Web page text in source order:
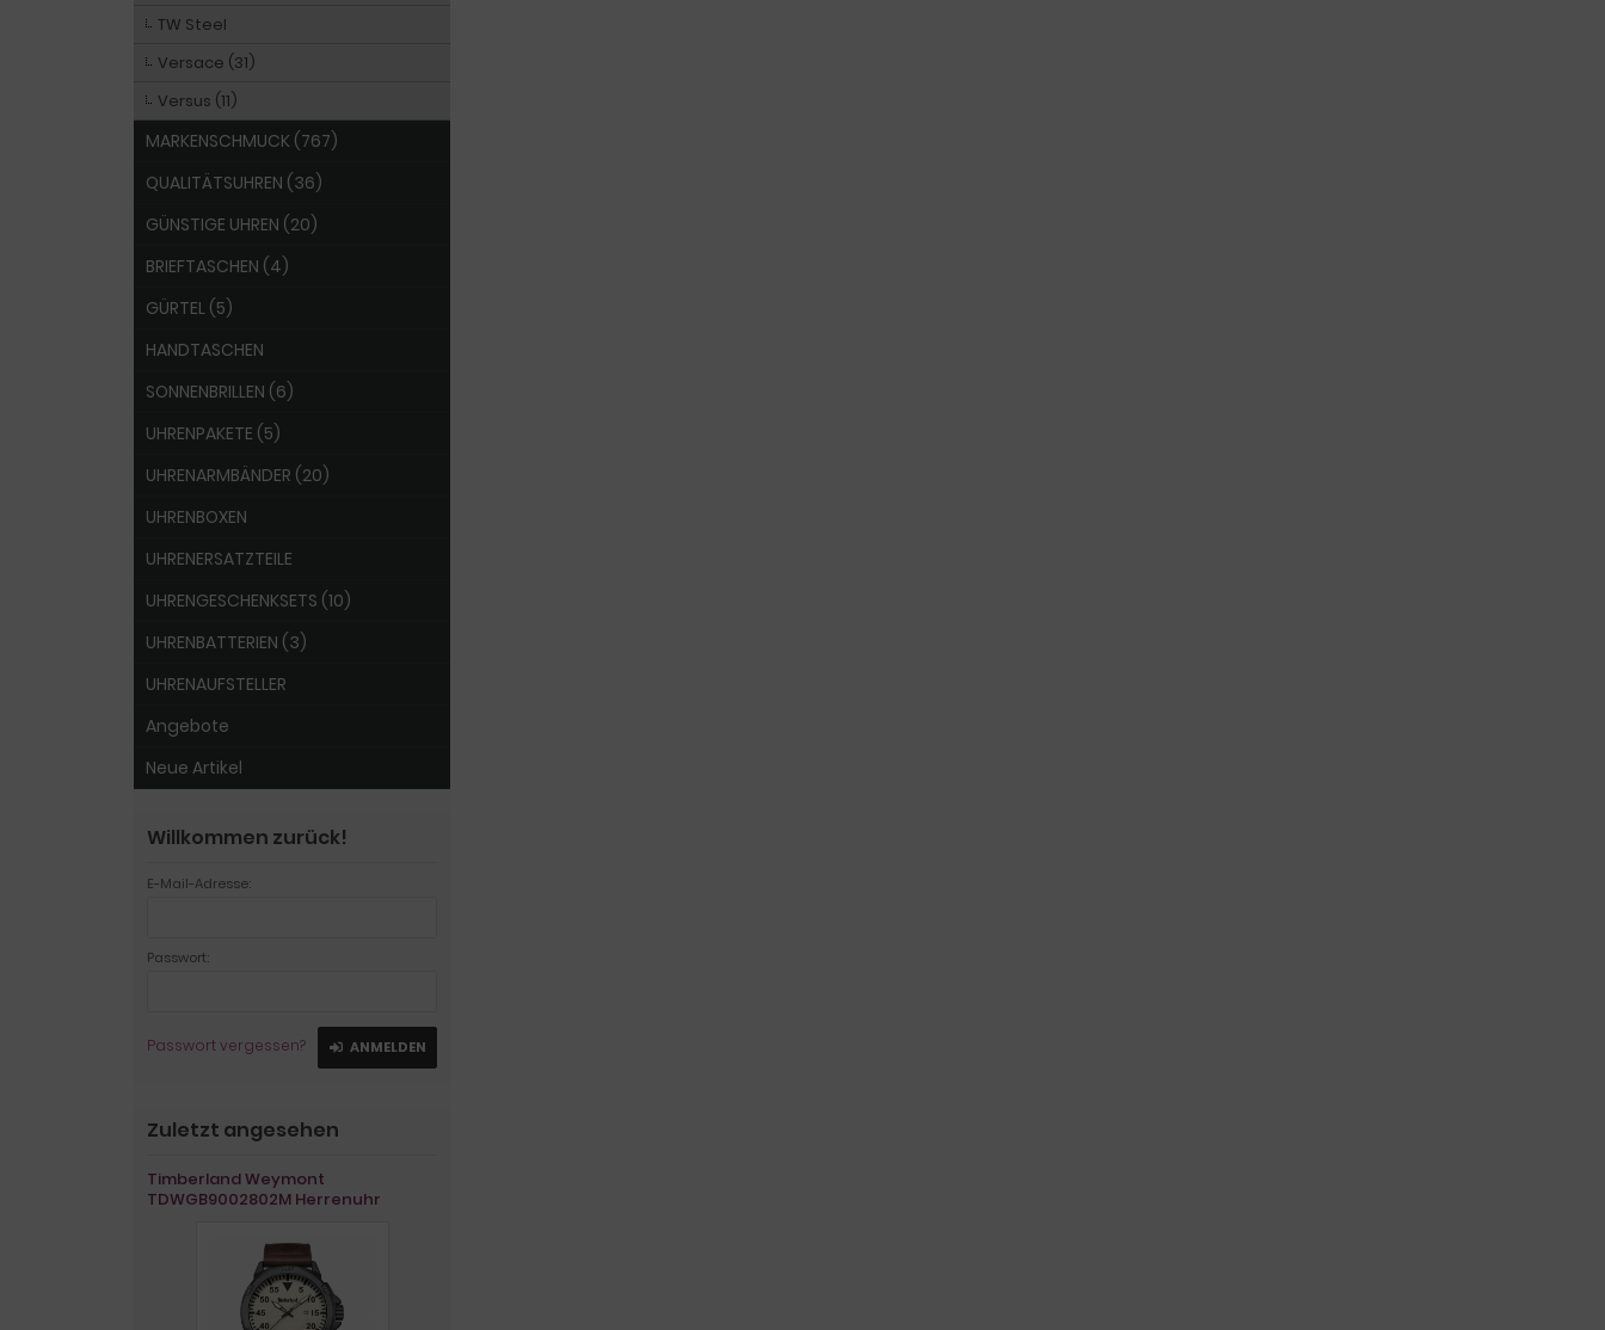
TW Steel
Versace (31)
Versus (11)
MARKENSCHMUCK (767)
QUALITÄTSUHREN (36)
GÜNSTIGE UHREN (20)
BRIEFTASCHEN (4)
GÜRTEL (5)
HANDTASCHEN
SONNENBRILLEN (6)
UHRENPAKETE (5)
UHRENARMBÄNDER (20)
UHRENBOXEN
UHRENERSATZTEILE
UHRENGESCHENKSETS (10)
UHRENBATTERIEN (3)
UHRENAUFSTELLER
Angebote
Neue Artikel
Willkommen zurück!
E-Mail-Adresse:
Passwort:
Passwort vergessen? ANMELDEN
Zuletzt angesehen
Timberland Weymont
TDWGB9002802M Herrenuhr